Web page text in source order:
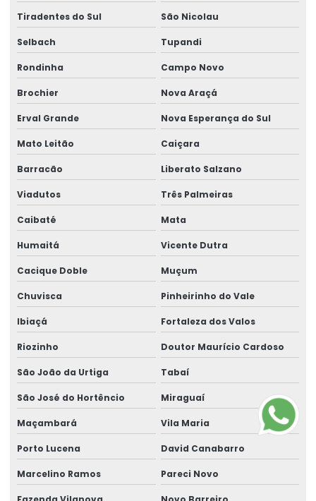
Tiradentes do Sul São Nicolau
Selbach Tupandi
Rondinha Campo Novo
Brochier Nova Araçá
Erval Grande Nova Esperança do Sul
Mato Leitão Caiçara
Barracão Liberato Salzano
Viadutos Três Palmeiras
Caibaté Mata
Humaitá Vicente Dutra
Cacique Doble Muçum
Chuvisca Pinheirinho do Vale
Ibiaçá Fortaleza dos Valos
Riozinho Doutor Maurício Cardoso
São João da Urtiga Tabaí
São José do Hortêncio Miraguaí
Maçambará Vila Maria
Porto Lucena David Canabarro
Marcelino Ramos Pareci Novo